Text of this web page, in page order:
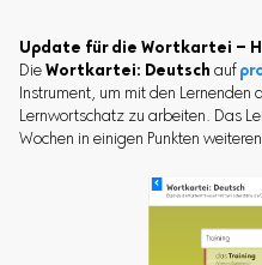
Update für die Wortkartei –
Die Wortkartei: Deutsch auf
Instrument, um mit den Lernenden
Lernwortschatz zu arbeiten. Das
Wochen in einigen Punkten